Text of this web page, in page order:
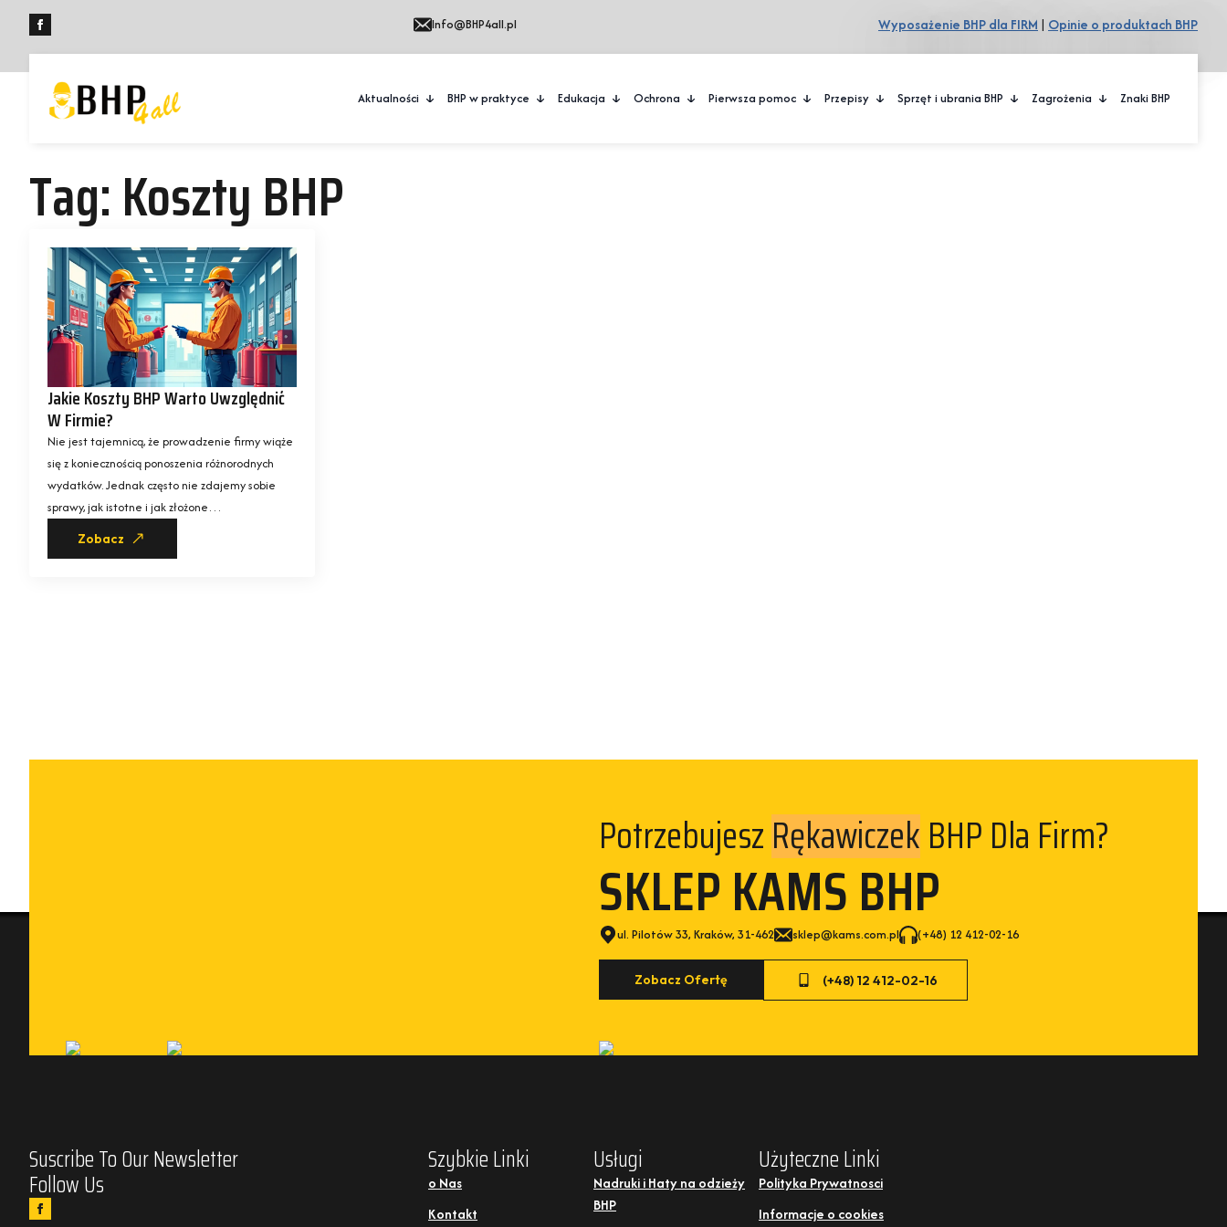
Info@BHP4all.pl Wyposażenie BHP dla FIRM | Opinie o produktach BHP
Aktualności BHP w praktyce Edukacja Ochrona Pierwsza pomoc Przepisy Sprzęt i ubrania BHP Zagrożenia Znaki BHP
Tag:Koszty BHP
Jakie Koszty BHP Warto Uwzględnić
W Firmie?
Nie jest tajemnicą, że prowadzenie firmy wiąże
się z koniecznością ponoszenia różnorodnych
wydatków. Jednak często nie zdajemy sobie
sprawy, jak istotne i jak złożone…
Zobacz
Potrzebujesz Rękawiczek BHP Dla Firm?
SKLEP KAMS BHP
ul. Pilotów 33, Kraków, 31-462 sklep@kams.com.pl (+48) 12 412-02-16
Zobacz Ofertę (+48) 12 412-02-16
Suscribe To Our Newsletter
Follow Us
Szybkie Linki
o Nas
Kontakt
Usługi
Nadruki i Haty na odzieży
BHP
Użyteczne Linki
Polityka Prywatnosci
Informacje o cookies